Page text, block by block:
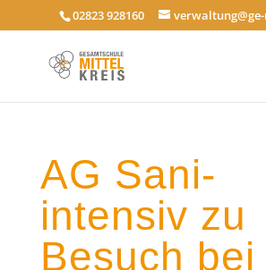
02823 928160
AG Sani-
intensiv zu
Besuch bei